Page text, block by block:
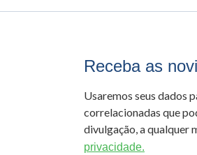
Receba as
Usaremos seus dados
correlacionadas que
divulgação, a qualquer
privacidade.